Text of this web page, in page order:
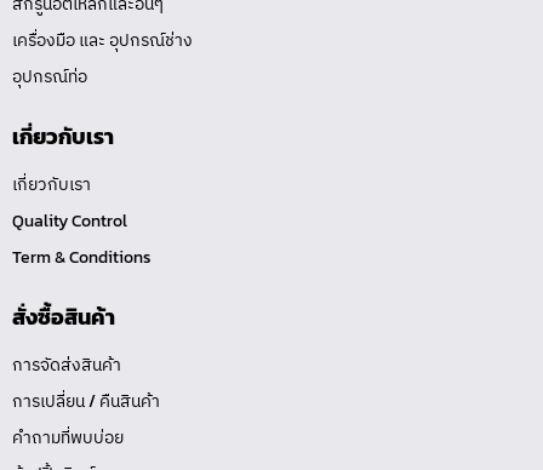
เครื่องมือ และ อุปกรณ์ช่าง
อุปกรณ์ท่อ
เกี่ยวกับเรา
เกี่ยวกับเรา
Quality Control
Term & Conditions
สั่งซื้อสินค้า
การจัดส่งสินค้า
การเปลี่ยน / คืนสินค้า
คำถามที่พบบ่อย